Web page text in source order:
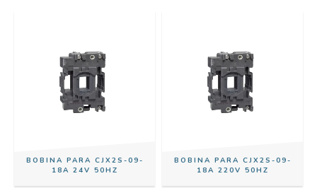
BOBINA PARA CJX2S-09-
18A 24V 50HZ
BOBINA PARA CJX2S-09-
18A 220V 50HZ